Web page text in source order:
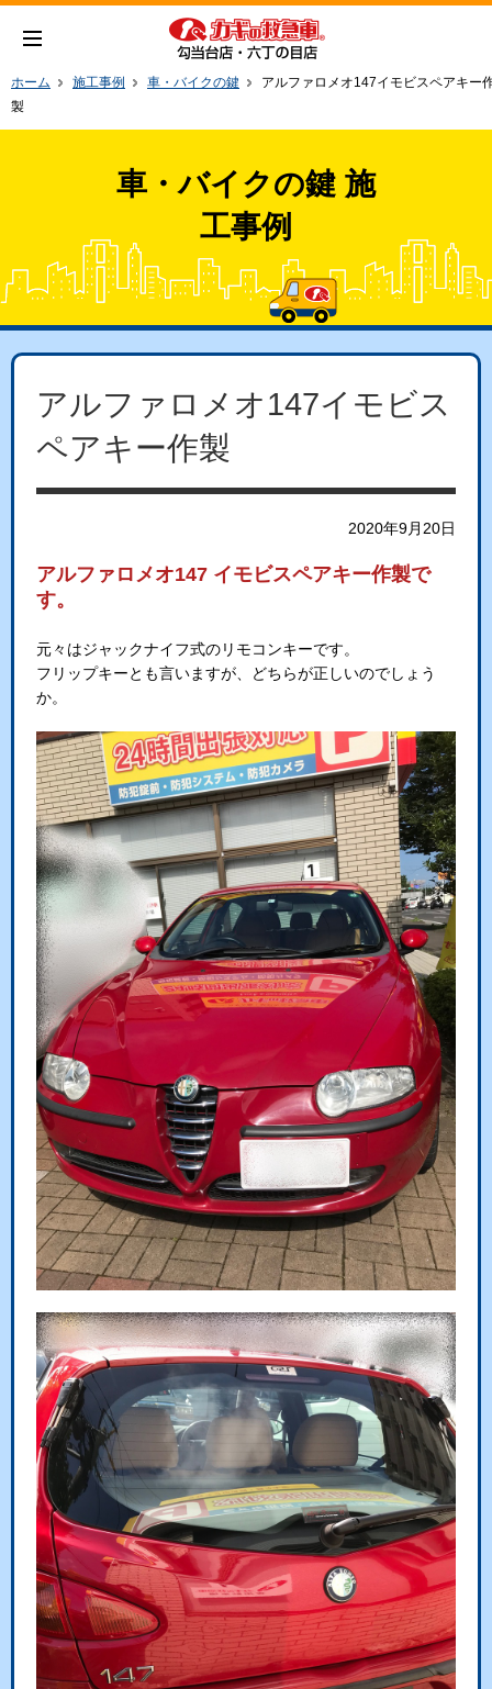
ホーム 施工事例 車・バイクの鍵
アルファロメオ147イモビスペアキー
製
車・バイクの鍵 施
工事例
アルファロメオ147イモビス
ペアキー作製
2020年9月20日
アルファロメオ147 イモビスペアキー作製で
す。
元々はジャックナイフ式のリモコンキーです。
フリップキーとも言いますが、どちらが正しいのでしょう
か。